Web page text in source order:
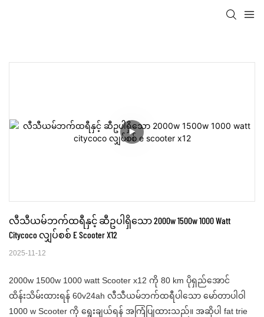
လီသီယမ်ဘက်ထရီနှင့် ဆီဥပါရှိသော 2000w 1500w 1000 Watt
Citycoco လျှပ်စစ် E Scooter X12
2025-11-12
2000w 1500w 1000 watt Scooter x12 ကို 80 km ပိုရှည်အောင်
ထိန်းသိမ်းထားရန် 60v24ah လီသီယမ်ဘက်ထရီပါသော မော်တာပါဝါ
1000 w Scooter ကို ရွေးချယ်ရန် အကြံပြုထားသည်။ အဆိုပါ fat trie